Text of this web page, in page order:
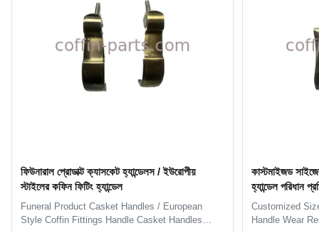
ফিউনারাল প্রোডাক্ট ক্যাসকেট হ্যান্ডেলস / ইউরোপীয়
স্টাইলের কফিন ফিটিং হ্যান্ডেল
Funeral Product Casket Handles / European
Style Coffin Fittings Handle Casket Handles
কাস্টমাইজড
হ্যান্ডেল পরিধান
Customized
Handle Wear